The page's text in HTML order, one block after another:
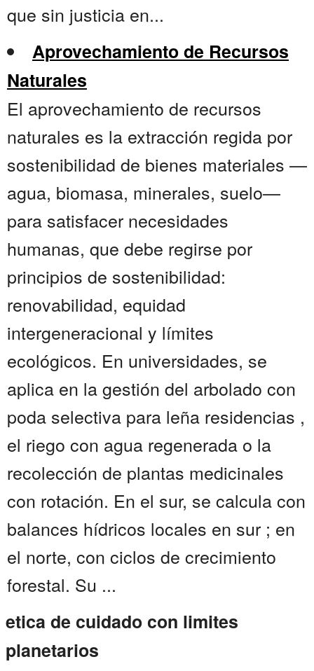
que sin justicia en...
Aprovechamiento de Recursos
Naturales
El aprovechamiento de recursos
naturales es la extracción regida por
sostenibilidad de bienes materiales —
agua, biomasa, minerales, suelo—
para satisfacer necesidades
humanas, que debe regirse por
principios de sostenibilidad:
renovabilidad, equidad
intergeneracional y límites
ecológicos. En universidades, se
aplica en la gestión del arbolado con
poda selectiva para leña residencias ,
el riego con agua regenerada o la
recolección de plantas medicinales
con rotación. En el sur, se calcula con
balances hídricos locales en sur ; en
el norte, con ciclos de crecimiento
forestal. Su ...
etica de cuidado con limites
planetarios